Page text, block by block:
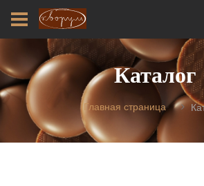
Каталог
Главная страница